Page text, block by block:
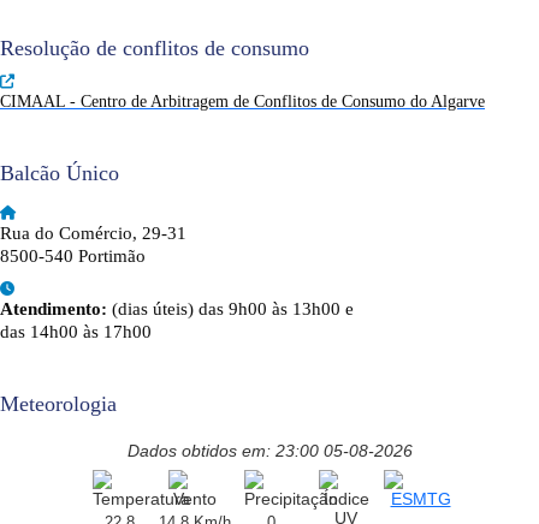
Resolução de conflitos de consumo
CIMAAL - Centro de Arbitragem de Conflitos de Consumo do Algarve
Balcão Único
Rua do Comércio, 29-31
8500-540 Portimão
Atendimento: (dias úteis) das 9h00 às 13h00 e
das 14h00 às 17h00
Meteorologia
Dados obtidos em: 23:00 05-08-2026